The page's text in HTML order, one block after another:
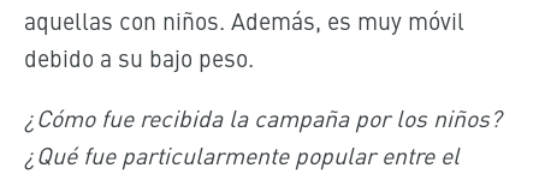
aquellas con niños. Además, es muy móvil
debido a su bajo peso.
¿Cómo fue recibida la campaña por los niños?
¿Qué fue particularmente popular entre el